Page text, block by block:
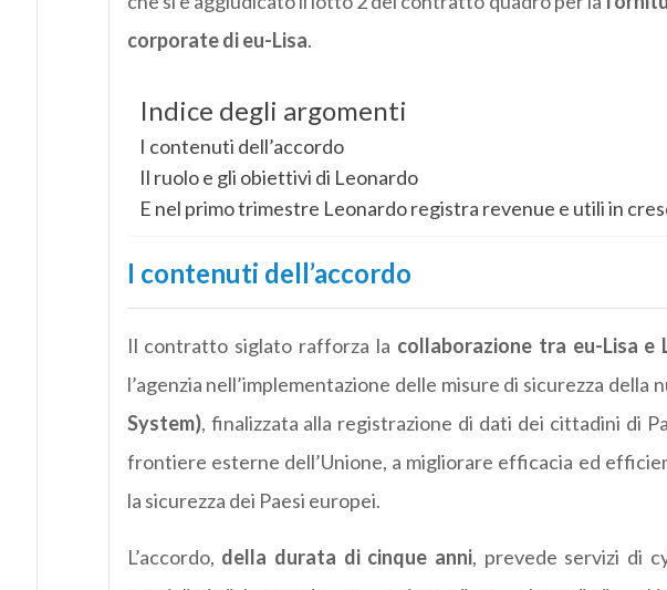
corporate di eu-Lisa.
Indice degli argomenti
I contenuti dell’accordo
Il ruolo e gli obiettivi di Leonardo
E nel primo trimestre Leonardo registra revenue e utili in
I contenuti dell’accordo
Il contratto siglato rafforza la collaborazione tra eu-Lisa e
l’agenzia nell’implementazione delle misure di sicurezza della
System), finalizzata alla registrazione di dati dei cittadini di
frontiere esterne dell’Unione, a migliorare efficacia ed
la sicurezza dei Paesi europei.
L’accordo, della durata di cinque anni, prevede servizi di